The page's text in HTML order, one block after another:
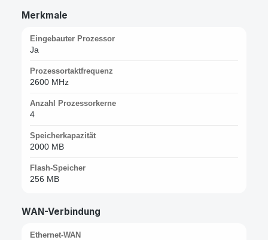
Merkmale
Eingebauter Prozessor
Ja
Prozessortaktfrequenz
2600 MHz
Anzahl Prozessorkerne
4
Speicherkapazität
2000 MB
Flash-Speicher
256 MB
WAN-Verbindung
Ethernet-WAN